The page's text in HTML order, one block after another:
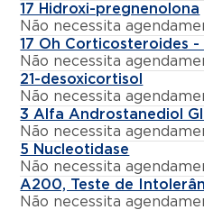
17 Hidroxi-pregnenolona
Não necessita
17 Oh Corticosteroides -
Não necessita
21-desoxicortisol
Não necessita
3 Alfa Androstanediol
Não necessita
5 Nucleotidase
Não necessita
A200, Teste de
Não necessita